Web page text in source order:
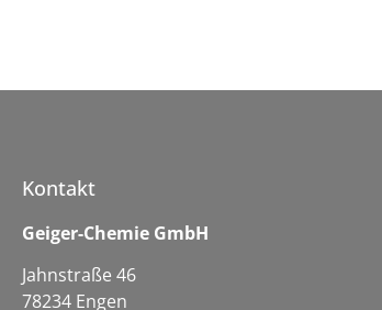
Kontakt
Geiger-Chemie GmbH
Jahnstraße 46
78234 Engen